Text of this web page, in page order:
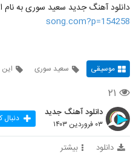
دانلود آهنگ جدید سعید سوری به نام
song.com?p=154258
موسیقی سعید سوری این
۲۱
دانلود آهنگ جدید
۰۳ فروردین ۱۴۰۳ دنبال
دانلود بیشتر